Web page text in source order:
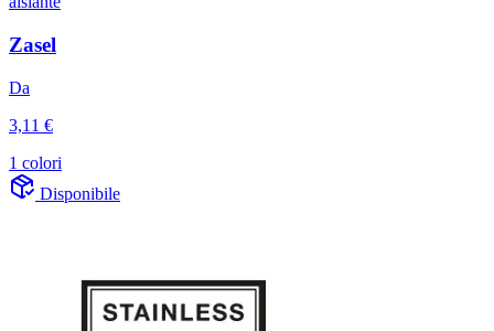
Zasel
Da
3,11 €
1 colori
Disponibile